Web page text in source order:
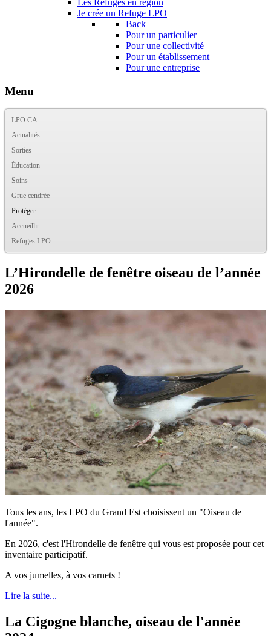
Les Refuges en région
Je crée un Refuge LPO
Back
Pour un particulier
Pour une collectivité
Pour un établissement
Pour une entreprise
Menu
LPO CA
Actualités
Sorties
Éducation
Soins
Grue cendrée
Protéger
Accueillir
Refuges LPO
L’Hirondelle de fenêtre oiseau de l’année
2026
Tous les ans, les LPO du Grand Est choisissent un "Oiseau de
l'année".
En 2026, c'est l'Hirondelle de fenêtre qui vous est proposée pour cet
inventaire participatif.
A vos jumelles, à vos carnets !
Lire la suite...
La Cigogne blanche, oiseau de l'année